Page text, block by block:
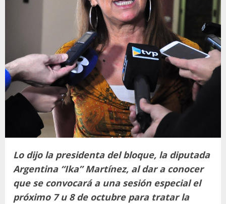
Lo dijo la presidenta del bloque, la diputada
Argentina “Ika” Martínez, al dar a conocer
que se convocará a una sesión especial el
próximo 7 u 8 de octubre para tratar la